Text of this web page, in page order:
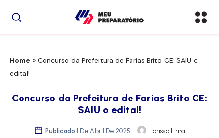
Home » Concurso da Prefeitura de Farias Brito CE: SAIU o
edital!
Concurso da Prefeitura de Farias Brito CE:
SAIU o edital!
Publicado 1 De Abril De 2025
Larissa Lima